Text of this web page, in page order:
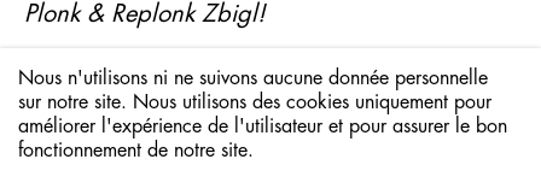
JE VISITE !
VISITE SCOLAIRE
Plonk & Replonk Zbigl!
L’exposition est accompagnée d’une
publication aux éditions Infolio.
Nous n'utilisons ni ne suivons aucune donnée personnelle
sur notre site. Nous utilisons des cookies uniquement pour
améliorer l'expérience de l'utilisateur et pour assurer le bon
fonctionnement de notre site.